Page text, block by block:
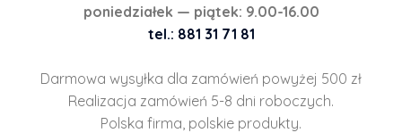
poniedziałek — piątek: 9.00-16.00
tel.: 881 31 71 81
Darmowa wysyłka dla zamówień powyżej 500 zł
Realizacja zamówień 5-8 dni roboczych.
Polska firma, polskie produkty.